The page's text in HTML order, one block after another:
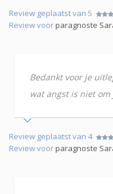
Review geplaatst van 5
Review voorparagnoste
Bedankt voor je
wat angst is niet
Review geplaatst van 4
Review voorparagnoste